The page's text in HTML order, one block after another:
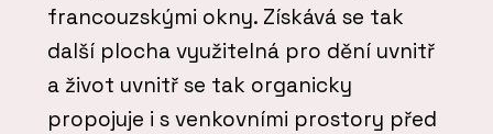
francouzskými okny. Získává se tak
další plocha využitelná pro dění uvnitř
a život uvnitř se tak organicky
propojuje i s venkovními prostory před